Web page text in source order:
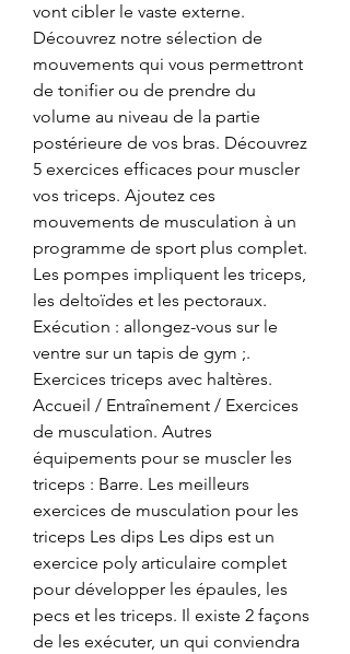
vont cibler le vaste externe.
Découvrez notre sélection de
mouvements qui vous permettront
de tonifier ou de prendre du
volume au niveau de la partie
postérieure de vos bras. Découvrez
5 exercices efficaces pour muscler
vos triceps. Ajoutez ces
mouvements de musculation à un
programme de sport plus complet.
Les pompes impliquent les triceps,
les deltoïdes et les pectoraux.
Exécution : allongez-vous sur le
ventre sur un tapis de gym ;.
Exercices triceps avec haltères.
Accueil / Entraînement / Exercices
de musculation. Autres
équipements pour se muscler les
triceps : Barre. Les meilleurs
exercices de musculation pour les
triceps Les dips Les dips est un
exercice poly articulaire complet
pour développer les épaules, les
pecs et les triceps. Il existe 2 façons
de les exécuter, un qui conviendra